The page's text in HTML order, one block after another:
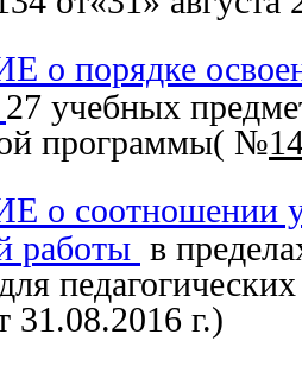
порядке
27 учебных
программы( №
соотношении
работы в
для
31.08.2016 г.)